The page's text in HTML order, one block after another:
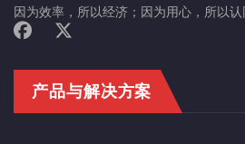
因为效率，所以经济；因为用心，所以认
产品与解决方案